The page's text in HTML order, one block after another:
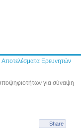
Αποτελέσματα Ερευνητών
για σύναψη
Share